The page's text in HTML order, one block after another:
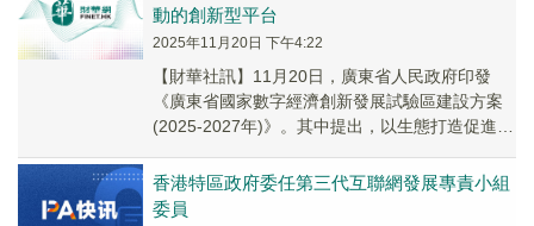
動的創新型平台
2025年11月20日 下午4:22
【財華社訊】11月20日，廣東省人民政府印發
《廣東省國家數字經濟創新發展試驗區建設方案
(2025-2027年)》。其中提出，以生態打造促進平
香港特區政府委任第三代互聯網發展專責小組
委員